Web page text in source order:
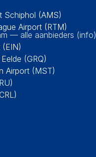
Schiphol (AMS)
Airport (RTM)
— alle aanbieders (info)
(GRQ)
Airport (MST)